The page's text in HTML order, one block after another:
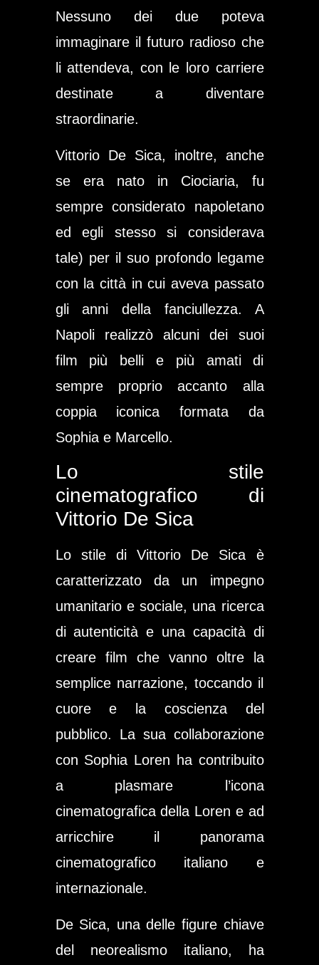
Nessuno dei due poteva
immaginare il futuro radioso che
li attendeva, con le loro carriere
destinate a diventare
straordinarie.
Vittorio De Sica, inoltre, anche
se era nato in Ciociaria, fu
sempre considerato napoletano
ed egli stesso si considerava
tale) per il suo profondo legame
con la città in cui aveva passato
gli anni della fanciullezza. A
Napoli realizzò alcuni dei suoi
film più belli e più amati di
sempre proprio accanto alla
coppia iconica formata da
Sophia e Marcello.
Lo stile
cinematografico di
Vittorio De Sica
Lo stile di Vittorio De Sica è
caratterizzato da un impegno
umanitario e sociale, una ricerca
di autenticità e una capacità di
creare film che vanno oltre la
semplice narrazione, toccando il
cuore e la coscienza del
pubblico. La sua collaborazione
con Sophia Loren ha contribuito
a plasmare l’icona
cinematografica della Loren e ad
arricchire il panorama
cinematografico italiano e
internazionale.
De Sica, una delle figure chiave
del neorealismo italiano, ha